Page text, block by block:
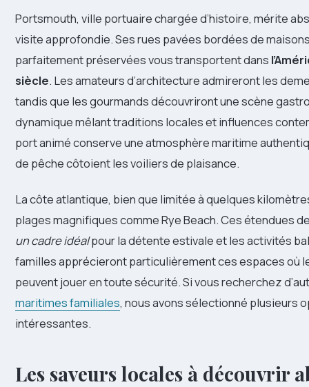
Portsmouth, ville portuaire chargée d’histoire, mérite
visite approfondie. Ses rues pavées bordées de
parfaitement préservées vous transportent dans
siècle. Les amateurs d’architecture admireront les
tandis que les gourmands découvriront une scène
dynamique mêlant traditions locales et influences
port animé conserve une atmosphère maritime
de pêche côtoient les voiliers de plaisance.
La côte atlantique, bien que limitée à quelques
plages magnifiques comme Rye Beach. Ces étendues
un cadre idéalpour la détente estivale et les activités
familles apprécieront particulièrement ces espaces où
peuvent jouer en toute sécurité. Si vous recherchez
maritimes familiales, nous avons sélectionné plusieurs
intéressantes.
Les saveurs locales à découvrir